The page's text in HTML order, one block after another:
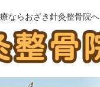
ならおざき針灸整骨院へ